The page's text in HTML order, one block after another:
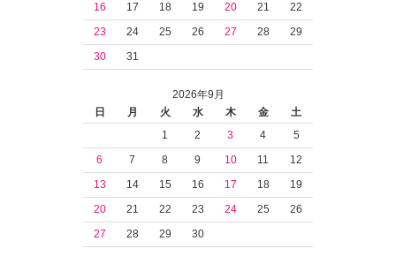
16
17 18 19 20 21
22
23
24 25 26 27 28
29
30
31
2026年9月
日
月 火 水 木 金
土
1
2 3 4
5
6
7 8 9 10 11
12
13
14 15 16 17 18
19
20
21 22 23 24 25
26
27
28 29 30